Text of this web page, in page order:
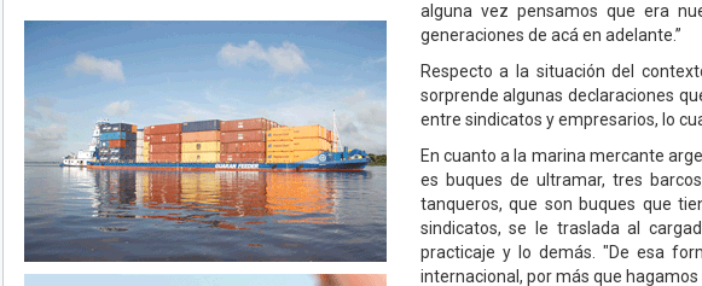
alguna vez pensamos que era
generaciones de acá en adelante.”
Respecto a la situación del
sorprende algunas declaraciones
entre sindicatos y empresarios, lo
En cuanto a la marina mercante
es buques de ultramar, tres
tanqueros, que son buques que
sindicatos, se le traslada al
practicaje y lo demás. "De esa
internacional, por más que